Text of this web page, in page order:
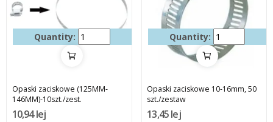
Quantity:
Opaski zaciskowe (125MM-
146MM)-10szt./zest.
10,94 lej
Quantity:
Opaski zaciskowe 10-16mm, 50
szt./zestaw
13,45 lej